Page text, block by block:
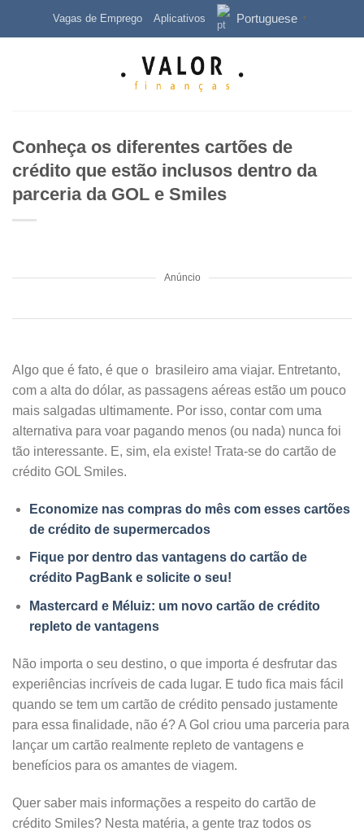
Vagas de Emprego Aplicativos Portuguese ▼
Conheça os diferentes cartões de
crédito que estão inclusos dentro da
parceria da GOL e Smiles
Anúncio
Algo que é fato, é que o brasileiro ama viajar. Entretanto,
com a alta do dólar, as passagens aéreas estão um pouco
mais salgadas ultimamente. Por isso, contar com uma
alternativa para voar pagando menos (ou nada) nunca foi
tão interessante. E, sim, ela existe! Trata-se do cartão de
crédito GOL Smiles.
Economize nas compras do mês com esses cartões
de crédito de supermercados
Fique por dentro das vantagens do cartão de
crédito PagBank e solicite o seu!
Mastercard e Méluiz: um novo cartão de crédito
repleto de vantagens
Não importa o seu destino, o que importa é desfrutar das
experiências incríveis de cada lugar. E tudo fica mais fácil
quando se tem um cartão de crédito pensado justamente
para essa finalidade, não é? A Gol criou uma parceria para
lançar um cartão realmente repleto de vantagens e
benefícios para os amantes de viagem.
Quer saber mais informações a respeito do cartão de
crédito Smiles? Nesta matéria, a gente traz todos os